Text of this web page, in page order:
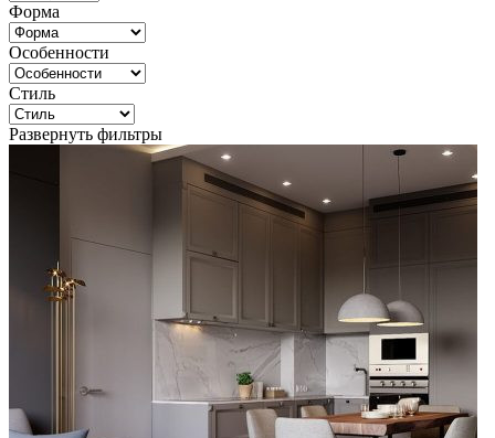
Форма
Особенности
Стиль
Развернуть фильтры